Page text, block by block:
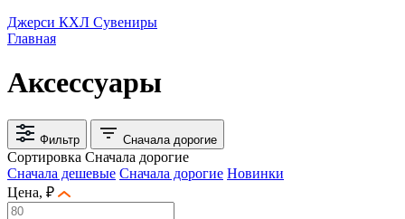
Джерси КХЛ Сувениры
Главная
Аксессуары
Фильтр Сначала дорогие
Сортировка Сначала дорогие
Сначала дешевые Сначала дорогие Новинки
Цена, ₽